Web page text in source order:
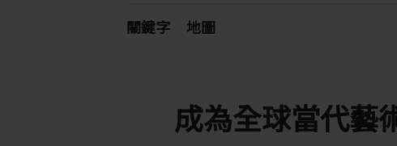
關鍵字 地圖
成為全球當代藝